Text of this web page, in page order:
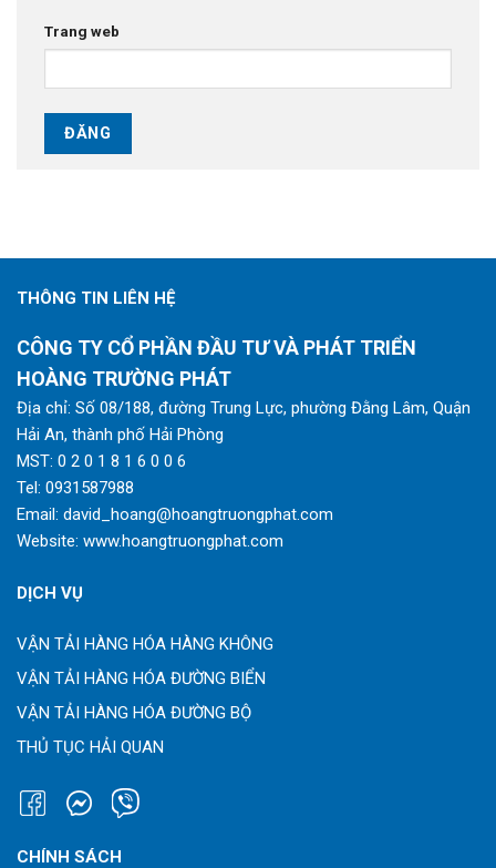
Trang web
THÔNG TIN LIÊN HỆ
CÔNG TY CỔ PHẦN ĐẦU TƯ VÀ PHÁT TRIỂN
HOÀNG TRƯỜNG PHÁT
Địa chỉ: Số 08/188, đường Trung Lực, phường Đằng Lâm, Quận
Hải An, thành phố Hải Phòng
MST: 0 2 0 1 8 1 6 0 0 6
Tel: 0931587988
Email: david_hoang@hoangtruongphat.com
Website: www.hoangtruongphat.com
DỊCH VỤ
VẬN TẢI HÀNG HÓA HÀNG KHÔNG
VẬN TẢI HÀNG HÓA ĐƯỜNG BIỂN
VẬN TẢI HÀNG HÓA ĐƯỜNG BỘ
THỦ TỤC HẢI QUAN
CHÍNH SÁCH